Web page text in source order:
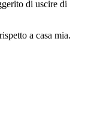
di uscire di
a casa mia.